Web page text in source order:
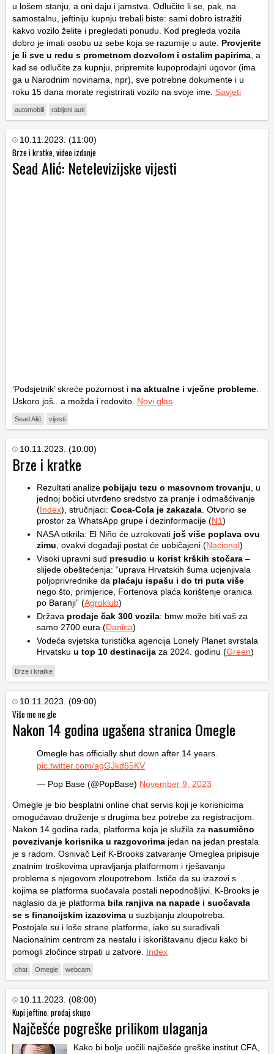
u lošem stanju, a oni daju i jamstva. Odlučite li se, pak, na
samostalnu, jeftiniju kupnju trebali biste: sami dobro istražiti
kakvo vozilo želite i pregledati ponudu. Kod pregleda vozila
dobro je imati osobu uz sebe koja se razumije u aute. Provjerite
je li sve u redu s prometnom dozvolom i ostalim papirima, a
kad se odlučite za kupnju, pripremite kupoprodajni ugovor (ima
ga u Narodnim novinama, npr), sve potrebne dokumente i u
roku 15 dana morate registrirati vozilo na svoje ime. Savjeti
automobili rabljeni auti
10.11.2023. (11:00)
Brze i kratke, video izdanje
Sead Alić: Netelevizijske vijesti
‘Podsjetnik’ skreće pozornost i na aktualne i vječne probleme.
Uskoro još.. a možda i redovito. Novi glas
Sead Alić vijesti
10.11.2023. (10:00)
Brze i kratke
Rezultati analize pobijaju tezu o masovnom trovanju, u
jednoj bočici utvrđeno sredstvo za pranje i odmašćivanje
(Index), stručnjaci: Coca-Cola je zakazala. Otvorio se
prostor za WhatsApp grupe i dezinformacije (N1)
NASA otkrila: El Niño će uzrokovati još više poplava ovu
zimu, ovakvi događaji postat će uobičajeni (Nacional)
Visoki upravni sud presudio u korist krških stočara –
slijede obeštećenja: “uprava Hrvatskih šuma ucjenjivala
poljoprivrednike da plaćaju ispašu i do tri puta više
nego što, primjerice, Fortenova plaća korištenje oranica
po Baranji” (Agroklub)
Država prodaje čak 300 vozila: bmw može biti vaš za
samo 2700 eura (Danica)
Vodeća svjetska turistička agencija Lonely Planet svrstala
Hrvatsku u top 10 destinacija za 2024. godinu (Green)
Brze i kratke
10.11.2023. (09:00)
Više me ne gle
Nakon 14 godina ugašena stranica Omegle
Omegle has officially shut down after 14 years.
pic.twitter.com/agGJkd65KV
— Pop Base (@PopBase) November 9, 2023
Omegle je bio besplatni online chat servis koji je korisnicima
omogućavao druženje s drugima bez potrebe za registracijom.
Nakon 14 godina rada, platforma koja je služila za nasumično
povezivanje korisnika u razgovorima jedan na jedan prestala
je s radom. Osnivač Leif K-Brooks zatvaranje Omeglea pripisuje
znatnim troškovima upravljanja platformom i rješavanju
problema s njegovom zloupotrebom. Ističe da su izazovi s
kojima se platforma suočavala postali nepodnošljivi. K-Brooks je
naglasio da je platforma bila ranjiva na napade i suočavala
se s financijskim izazovima u suzbijanju zloupotreba.
Postojale su i loše strane platforme, iako su surađivali
Nacionalnim centrom za nestalu i iskorištavanu djecu kako bi
pomogli zločince strpati u zatvore. Index
chat Omegle webcam
10.11.2023. (08:00)
Kupi jeftino, prodaj skupo
Najčešće pogreške prilikom ulaganja
Kako bi bolje uočili najčešće greške institut CFA,